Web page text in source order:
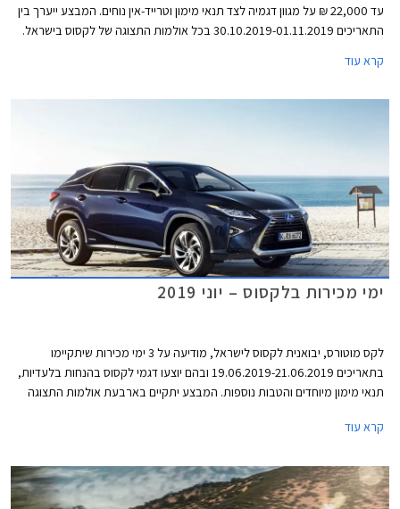
עד 22,000 ₪ על מגוון דגמיה לצד תנאי מימון וטרייד-אין נוחים. המבצע ייערך בין
התאריכים 30.10.2019-01.11.2019 בכל אולמות התצוגה של לקסוס בישראל.
קרא עוד
ימי מכירות בלקסוס – יוני 2019
לקס מוטורס, יבואנית לקסוס לישראל, מודיעה על 3 ימי מכירות שיתקיימו
בתאריכים 19.06.2019-21.06.2019 ובהם יוצעו דגמי לקסוס בהנחות בלעדיות,
תנאי מימון מיוחדים והטבות נוספות. המבצע יתקיים בארבעת אולמות התצוגה
קרא עוד